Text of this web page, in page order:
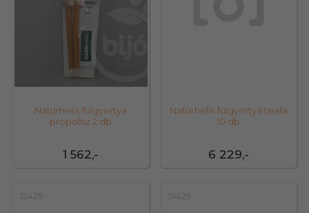
1 562,-
Naturhelix fülgyertya
propolisz 2 db
6 229,-
Naturhelix fülgyertya teafa
10 db
12429 51429